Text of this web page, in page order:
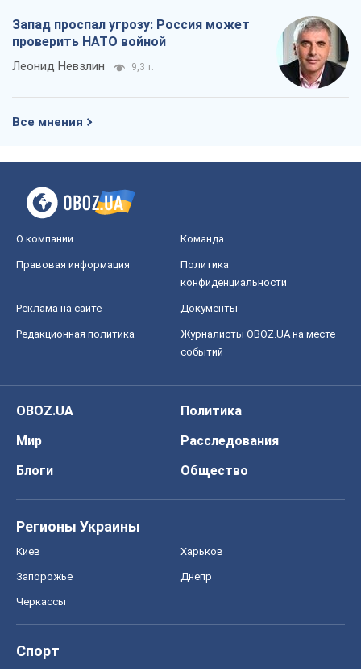
Запад проспал угрозу: Россия может
проверить НАТО войной
Леонид Невзлин 9,3 т.
Все мнения
О компании Команда
Правовая информация
Политика
конфиденциальности
Реклама на сайте Документы
Редакционная политика
Журналисты OBOZ.UA на месте
событий
OBOZ.UA
Политика
Мир
Расследования
Блоги
Общество
Регионы Украины
Киев Харьков
Запорожье Днепр
Черкассы
Спорт